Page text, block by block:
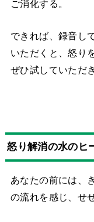
ご消化する。
できれば、録音し
いただくと、怒り
ぜひ試していただ
怒り解消の水のヒ
あなたの前には、
の流れを感じ、せ